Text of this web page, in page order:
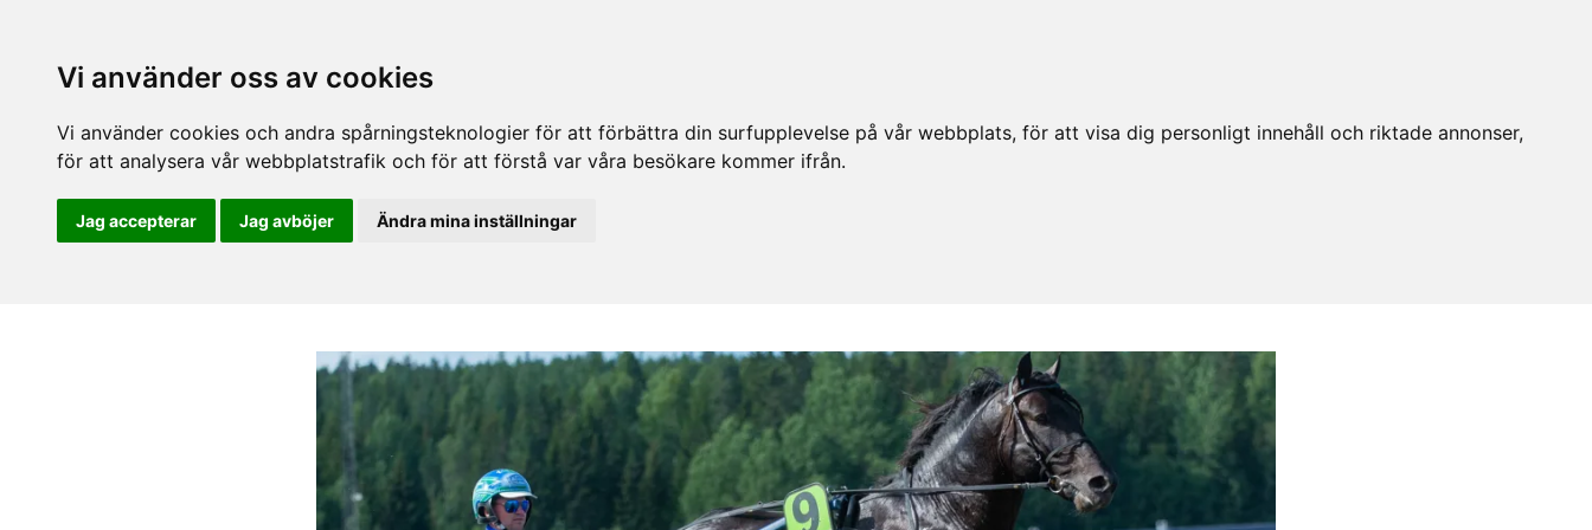
Vi använder oss av cookies
Vi använder cookies och andra spårningsteknologier för att förbättra din surfupplevelse på vår webbplats, för att visa dig personligt innehåll och riktade annonser,
för att analysera vår webbplatstrafik och för att förstå var våra besökare kommer ifrån.
Jag accepterar Jag avböjer Ändra mina inställningar